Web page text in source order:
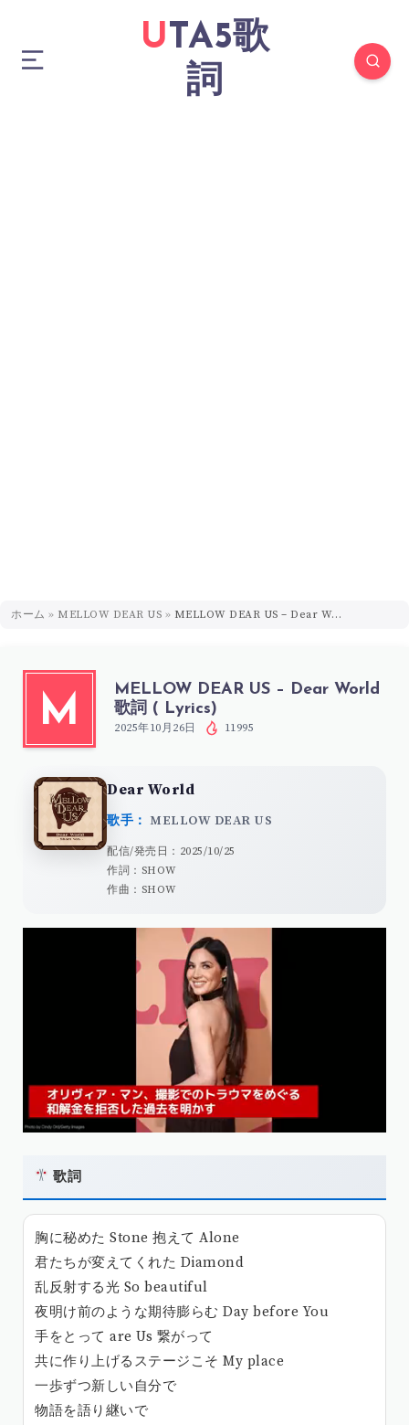
UTA5歌
詞
ホーム » MELLOW DEAR US » MELLOW DEAR US – Dear World 歌詞 ( Lyrics)
M
MELLOW DEAR US – Dear World
歌詞 ( Lyrics)
2025年10月26日 11995
Dear World
歌手： MELLOW DEAR US
配信/発売日：2025/10/25
作詞：SHOW
作曲：SHOW
歌詞
胸に秘めた Stone 抱えて Alone
君たちが変えてくれた Diamond
乱反射する光 So beautiful
夜明け前のような期待膨らむ Day before You
手をとって are Us 繋がって
共に作り上げるステージこそ My place
一歩ずつ新しい自分で
物語を語り継いで